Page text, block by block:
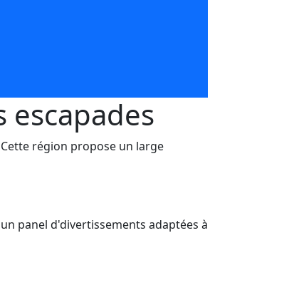
escapades
région propose un large
panel d'divertissements adaptées à